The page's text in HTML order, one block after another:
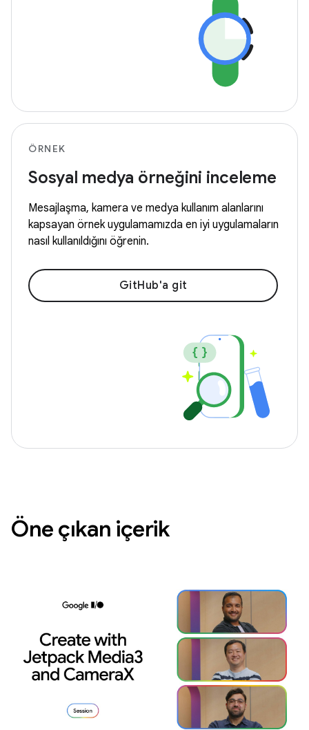
ÖRNEK
Sosyal medya örneğini inceleme
Mesajlaşma, kamera ve medya kullanım alanlarını
kapsayan örnek uygulamamızda en iyi uygulamaların
nasıl kullanıldığını öğrenin.
GitHub'a git
Öne çıkan içerik